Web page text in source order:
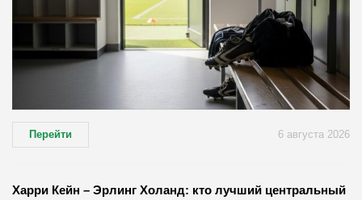
Перейти 6 августа 2026
Харри Кейн – Эрлинг Холанд: кто лучший центральный